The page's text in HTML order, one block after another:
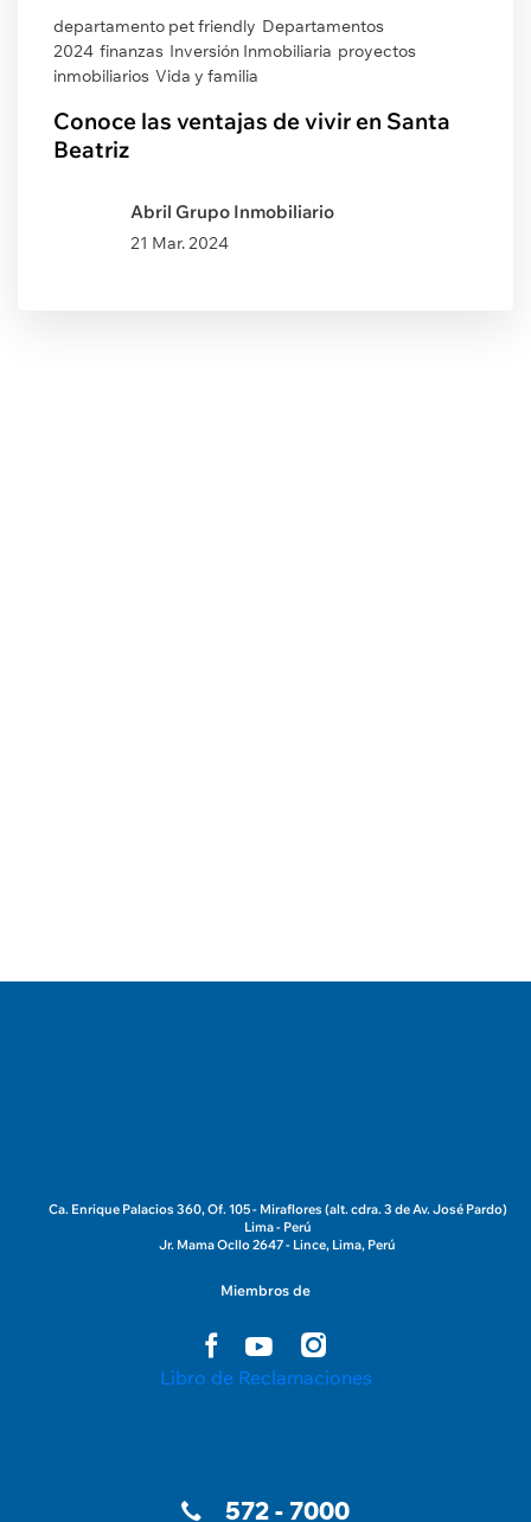
departamento pet friendly Departamentos
2024 finanzas Inversión Inmobiliaria proyectos
inmobiliarios Vida y familia
Conoce las ventajas de vivir en Santa
Beatriz
Abril Grupo Inmobiliario
21 Mar. 2024
Ca. Enrique Palacios 360, Of. 105 - Miraflores (alt. cdra. 3 de Av. José Pardo)
Lima - Perú
Jr. Mama Ocllo 2647 - Lince, Lima, Perú
Miembros de
Libro de Reclamaciones
572 - 7000